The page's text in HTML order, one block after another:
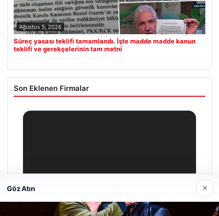
Ağustos 5, 2026
Süreç yasası teklifi tamamlandı. İşte madde madde kanun
teklifi ve gerekçelerinin tam metni
Son Eklenen Firmalar
Göz Atın ×